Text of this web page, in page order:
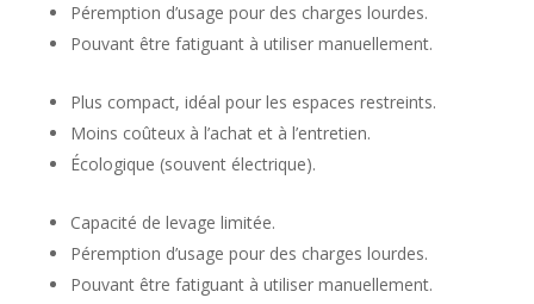
Péremption d’usage pour des charges lourdes.
Pouvant être fatiguant à utiliser manuellement.
Plus compact, idéal pour les espaces restreints.
Moins coûteux à l’achat et à l’entretien.
Écologique (souvent électrique).
Capacité de levage limitée.
Péremption d’usage pour des charges lourdes.
Pouvant être fatiguant à utiliser manuellement.